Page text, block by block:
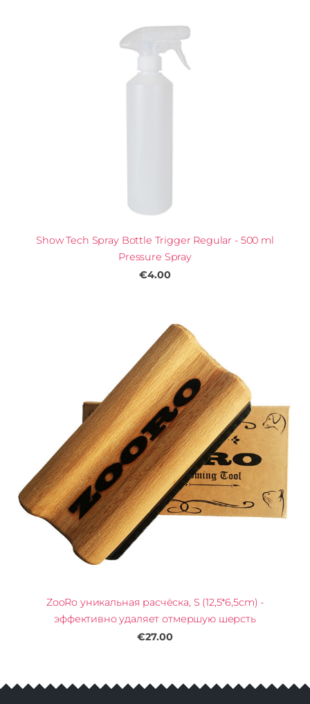
Show Tech Spray Bottle Trigger Regular - 500 ml
Pressure Spray
€4.00
ZooRo уникальная расчёска, S (12,5*6,5cm) -
эффективно удаляет отмершую шерсть
€27.00